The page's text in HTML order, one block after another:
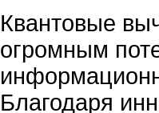
Квантовые
огромным
Благодаря